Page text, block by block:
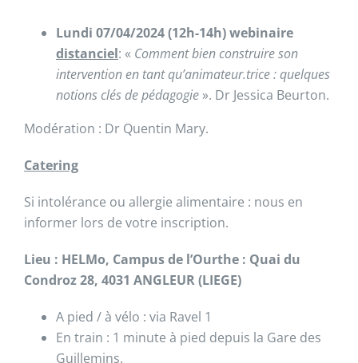
Lundi 07/04/2024 (12h-14h) webinaire
distanciel: « Comment bien construire son
intervention en tant qu’animateur.trice : quelques
notions clés de pédagogie». Dr Jessica Beurton.
Modération : Dr Quentin Mary.
Catering
Si intolérance ou allergie alimentaire : nous en
informer lors de votre inscription.
Lieu : HELMo, Campus de l’Ourthe : Quai du
Condroz 28, 4031 ANGLEUR (LIEGE)
A pied / à vélo : via Ravel 1
En train : 1 minute à pied depuis la Gare des
Guillemins.